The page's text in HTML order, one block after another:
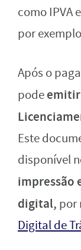
como IPVA
por
Após o
podeemitir
Este
disponível
impressão
digital, por
Digital de